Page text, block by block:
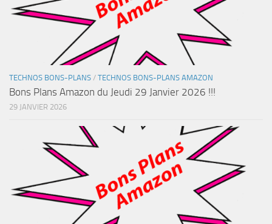
TECHNOS BONS-PLANS / TECHNOS BONS-PLANS AMAZON
Bons Plans Amazon du Jeudi 29 Janvier 2026 !!!
29 JANVIER 2026